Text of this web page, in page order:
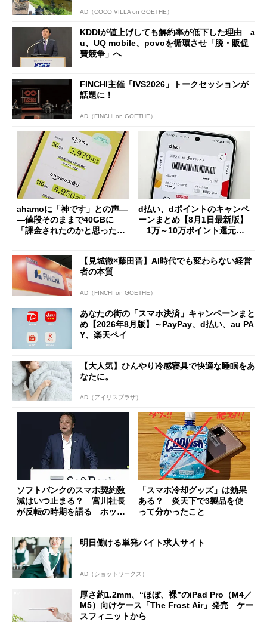
AD（COCO VILLA on GOETHE）
KDDIが値上げしても解約率が低下した理由 a
u、UQ mobile、povoを循環させ「脱・販促
費競争」へ
FINCHI主催「IVS2026」トークセッションが
話題に！
AD（FINCHI on GOETHE）
ahamoに「神です」との声―
―値段そのままで40GBに
「課金されたのかと思った」
d払い、dポイントのキャンペ
ーンまとめ【8月1日最新版】
1万～10万ポイント還元の
【見城徹×藤田晋】AI時代でも変わらない経営
者の本質
AD（FINCHI on GOETHE）
あなたの街の「スマホ決済」キャンペーンまと
め【2026年8月版】～PayPay、d払い、au PA
Y、楽天ペイ
【大人気】ひんやり冷感寝具で快適な睡眠をあ
なたに。
AD（アイリスプラザ）
ソフトバンクのスマホ契約数
減はいつ止まる？ 宮川社長
が反転の時期を語る ホッピ
「スマホ冷却グッズ」は効果
ある？ 炎天下で3製品を使
って分かったこと
明日働ける単発バイト求人サイト
AD（ショットワークス）
厚さ約1.2mm、“ほぼ、裸”のiPad Pro（M4／
M5）向けケース「The Frost Air」発売 ケー
スフィニットから